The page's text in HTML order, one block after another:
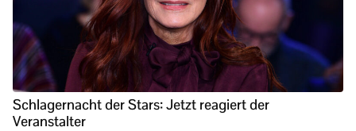
Schlagernacht der Stars: Jetzt reagiert der
Veranstalter